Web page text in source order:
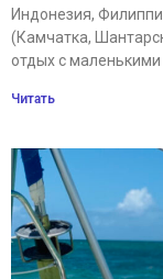
Индонезия,
(Камчатка,
отдых с маленькими
Читать